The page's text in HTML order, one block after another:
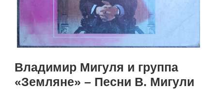
Владимир Мигуля и группа
«Земляне» – Песни В. Мигули